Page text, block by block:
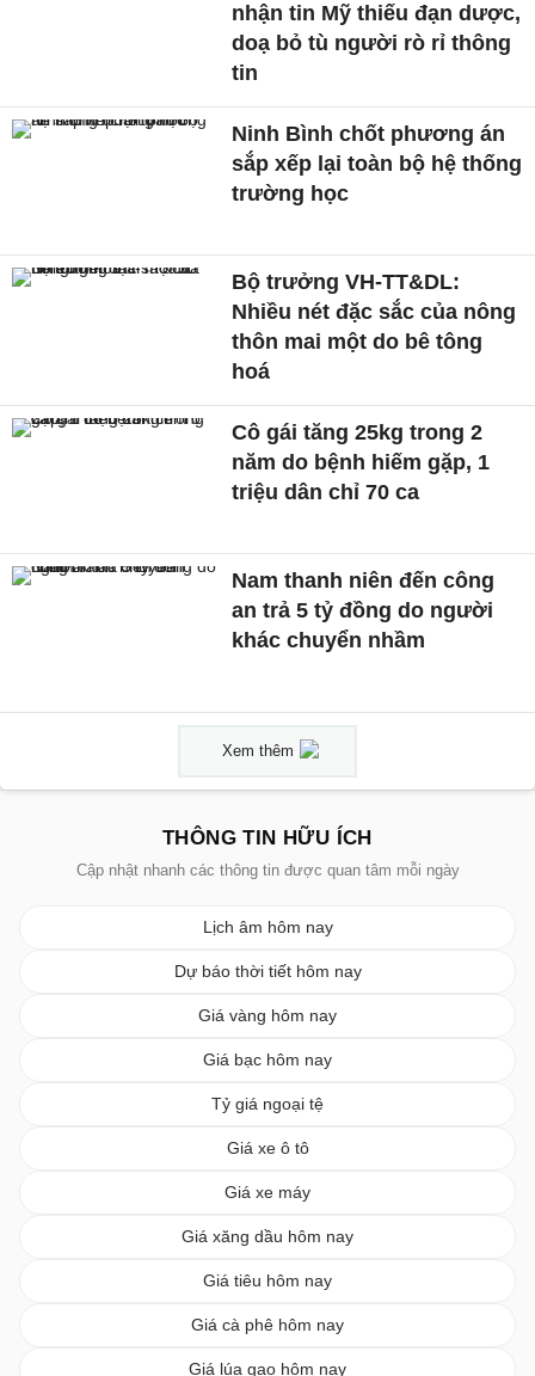
nhận tin Mỹ thiếu đạn dược,
doạ bỏ tù người rò rỉ thông
tin
Ninh Bình chốt phương án
sắp xếp lại toàn bộ hệ thống
trường học
Bộ trưởng VH-TT&DL:
Nhiều nét đặc sắc của nông
thôn mai một do bê tông
hoá
Cô gái tăng 25kg trong 2
năm do bệnh hiếm gặp, 1
triệu dân chỉ 70 ca
Nam thanh niên đến công
an trả 5 tỷ đồng do người
khác chuyển nhầm
Xem thêm
THÔNG TIN HỮU ÍCH
Cập nhật nhanh các thông tin được quan tâm mỗi ngày
Lịch âm hôm nay
Dự báo thời tiết hôm nay
Giá vàng hôm nay
Giá bạc hôm nay
Tỷ giá ngoại tệ
Giá xe ô tô
Giá xe máy
Giá xăng dầu hôm nay
Giá tiêu hôm nay
Giá cà phê hôm nay
Giá lúa gạo hôm nay